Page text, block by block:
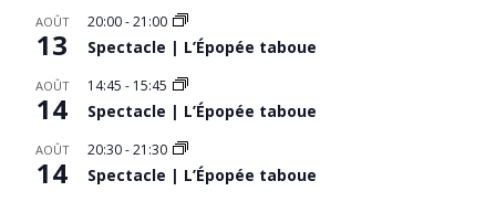
AOÛT
13
20:00-21:00
Spectacle | L’Épopée taboue
AOÛT
14
14:45 - 15:45
Spectacle | L’Épopée taboue
AOÛT
14
20:30-21:30
Spectacle | L’Épopée taboue